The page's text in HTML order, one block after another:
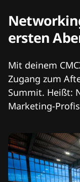
ersten
Mit deinem
Zugang zum
Summit. Heißt:
Marketing-